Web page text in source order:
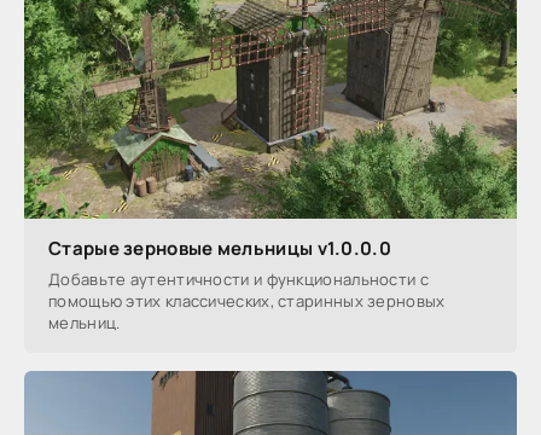
Старые зерновые мельницы v1.0.0.0
Добавьте аутентичности и функциональности с
помощью этих классических, старинных зерновых
мельниц.